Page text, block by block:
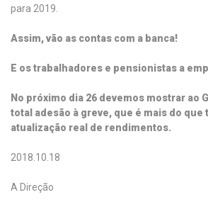
para 2019.
Assim, vão as contas com a banca!
E os trabalhadores e pensionistas a
No próximo dia 26 devemos mostrar ao
total adesão à greve, que é mais do
atualização real de rendimentos.
2018.10.18
A Direção